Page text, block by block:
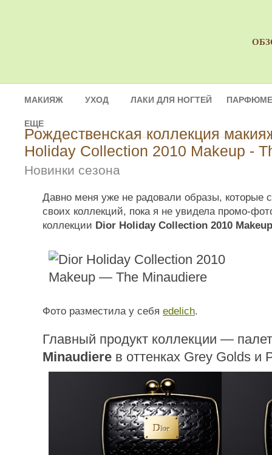
МАКИЯЖ УХОД ЛАКИ ДЛЯ НОГТЕЙ
ЕЩЕ
Рождественская коллекция
Holiday Collection 2010 Makeup -
Новинки сезона
Давно меня уже не радовали образы, которые
своих коллекций, пока я не увидела промо-
коллекции Dior Holiday Collection 2010
Фото разместила у себя edelich.
Главный продукт коллекции —
Minaudiere в оттенках Grey Golds и